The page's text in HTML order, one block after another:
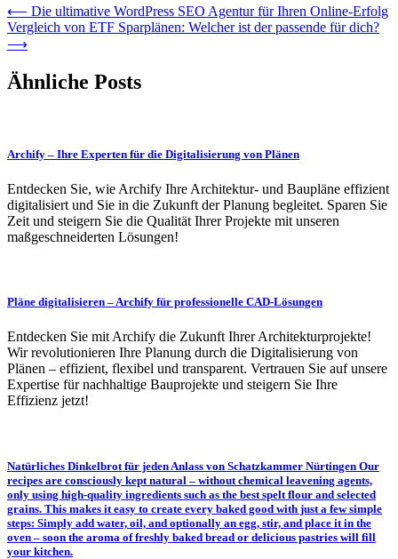
Post
navigation
⟵ Die ultimative WordPress SEO Agentur für Ihren Online-Erfolg
Vergleich von ETF Sparplänen: Welcher ist der passende für dich?
⟶
Ähnliche Posts
Archify – Ihre Experten für die Digitalisierung von Plänen
Entdecken Sie, wie Archify Ihre Architektur- und Baupläne effizient
digitalisiert und Sie in die Zukunft der Planung begleitet. Sparen Sie
Zeit und steigern Sie die Qualität Ihrer Projekte mit unseren
maßgeschneiderten Lösungen!
Pläne digitalisieren – Archify für professionelle CAD-Lösungen
Entdecken Sie mit Archify die Zukunft Ihrer Architekturprojekte!
Wir revolutionieren Ihre Planung durch die Digitalisierung von
Plänen – effizient, flexibel und transparent. Vertrauen Sie auf unsere
Expertise für nachhaltige Bauprojekte und steigern Sie Ihre
Effizienz jetzt!
Natürliches Dinkelbrot für jeden Anlass von Schatzkammer Nürtingen Our
recipes are consciously kept natural – without chemical leavening agents,
only using high-quality ingredients such as the best spelt flour and selected
grains. This makes it easy to create every baked good with just a few simple
steps: Simply add water, oil, and optionally an egg, stir, and place it in the
oven – soon the aroma of freshly baked bread or delicious pastries will fill
your kitchen.